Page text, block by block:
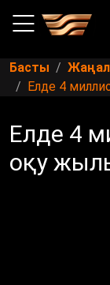
Басты
Елде 4
Елде 4
оқу